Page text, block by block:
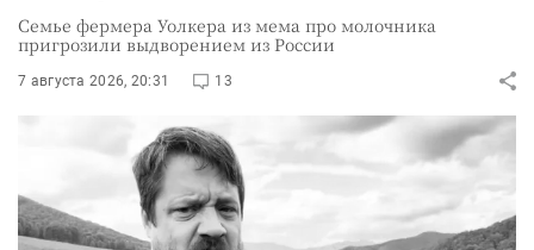
Семье фермера Уолкера из мема про молочника
пригрозили выдворением из России
7 августа 2026, 20:31 13